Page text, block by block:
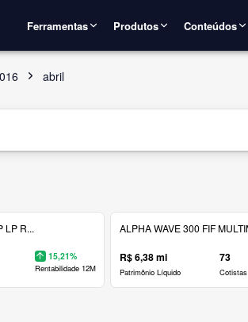
Ferramentas Produtos Conteúdos
abril
LP R...
15,21%
Rentabilidade 12M
ALPHA WAVE 300 FIF
R$ 6,38 mi
Patrimônio Líquido
73
Cotistas